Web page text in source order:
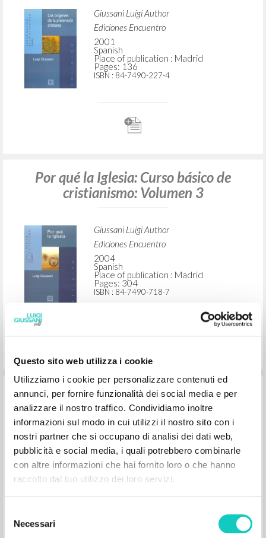
Questo sito web utilizza i cookie
Utilizziamo i cookie per personalizzare contenuti ed
annunci, per fornire funzionalità dei social media e per
analizzare il nostro traffico. Condividiamo inoltre
informazioni sul modo in cui utilizzi il nostro sito con i
nostri partner che si occupano di analisi dei dati web,
pubblicità e social media, i quali potrebbero combinarle
con altre informazioni che hai fornito loro o che hanno
raccolto dal tuo utilizzo dei loro servizi.
delNecessari
Giussani Luigi Author
Ediciones Encuentro
2001
Spanish
Place of publication : Madrid
Pages: 136
ISBN : 84-7490-227-4
Por qué la Iglesia: Curso básico de
cristianismo: Volumen 3
Giussani Luigi Author
Ediciones Encuentro
2004
Spanish
Place of publication : Madrid
Pages: 304
ISBN : 84-7490-718-7
Por qué la Iglesia: Curso básico de
Cristianismo: Volumen 3
Giussani Luigi Author
Bergoglio Jorge Mario Presentation
Blázquez Ricardo Prologue
Ediciones Encuentro